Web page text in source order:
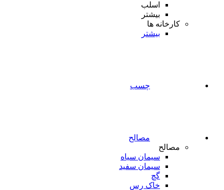
اسلب
بیشتر
کارخانه ها
بیشتر
چسب
مصالح
مصالح
سیمان سیاه
سیمان سفید
گچ
خاک رس